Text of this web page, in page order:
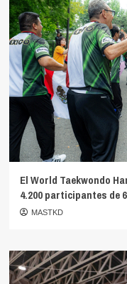
El World Taekwondo
4.200 participantes de
MASTKD